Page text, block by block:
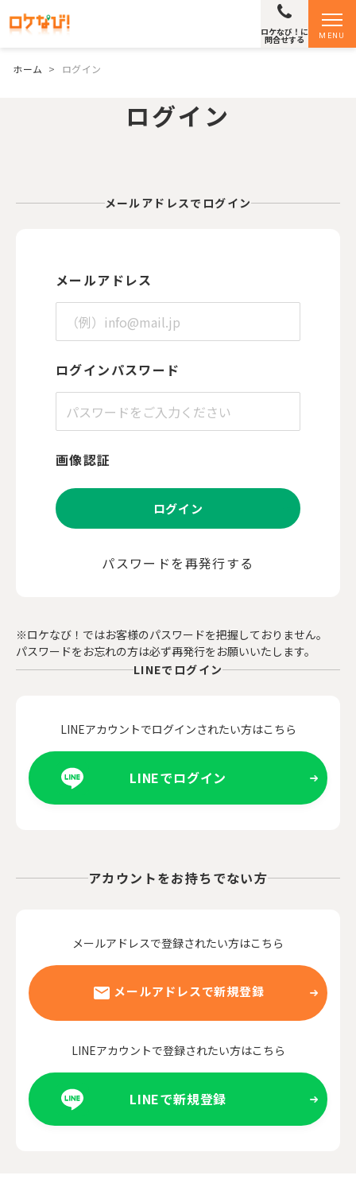
MENU
ロケなび！に
問合せする
ホーム > ログイン
ログイン
メールアドレスでログイン
メールアドレス
ログインパスワード
画像認証
ログイン
パスワードを再発行する
※ロケなび！ではお客様のパスワードを把握しておりません。
パスワードをお忘れの方は必ず再発行をお願いいたします。
LINEでログイン
LINEアカウントでログインされたい方はこちら
LINEでログイン
アカウントをお持ちでない方
メールアドレスで登録されたい方はこちら
メールアドレスで新規登録
LINEアカウントで登録されたい方はこちら
LINEで新規登録